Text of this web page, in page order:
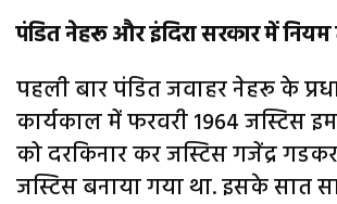
पंडित नेहरू और इंदिरा सरकार में
पहली बार पंडित जवाहर नेहरू के
कार्यकाल में फरवरी 1964 जस्टिस
को दरकिनार कर जस्टिस गजेंद्र
जस्टिस बनाया गया था. इसके सात